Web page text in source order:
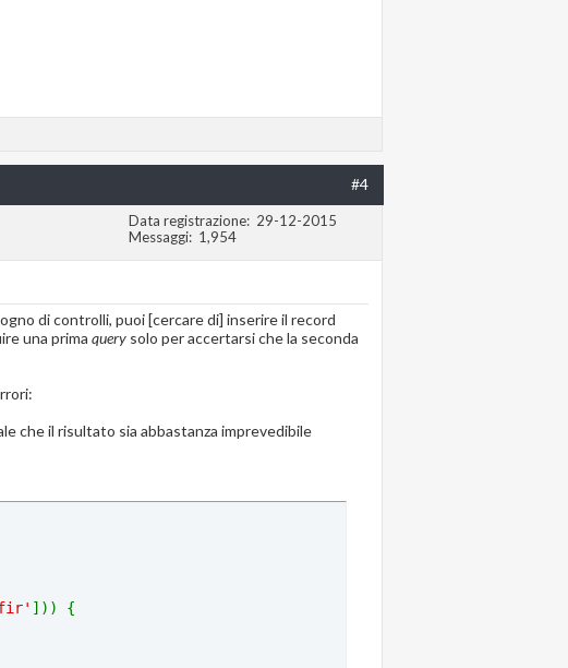
#4
Data registrazione
29-12-2015
Messaggi
1,954
di controlli, puoi [cercare di] inserire il record
una prima query solo per accertarsi che la seconda
che il risultato sia abbastanza imprevedibile
])) {